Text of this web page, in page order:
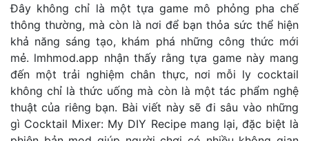
Đây không chỉ là một tựa game mô phỏng pha chế
thông thường, mà còn là nơi để bạn thỏa sức thể hiện
khả năng sáng tạo, khám phá những công thức mới
mẻ. lmhmod.app nhận thấy rằng tựa game này mang
đến một trải nghiệm chân thực, nơi mỗi ly cocktail
không chỉ là thức uống mà còn là một tác phẩm nghệ
thuật của riêng bạn. Bài viết này sẽ đi sâu vào những
gì Cocktail Mixer: My DIY Recipe mang lại, đặc biệt là